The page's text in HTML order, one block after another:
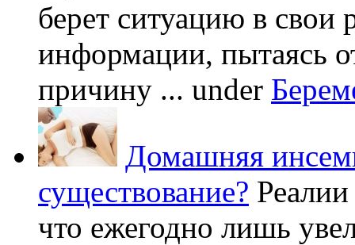
берет ситуацию в свои
информации, пытаясь
причину ... under
Домашняя
существование?
что ежегодно лишь